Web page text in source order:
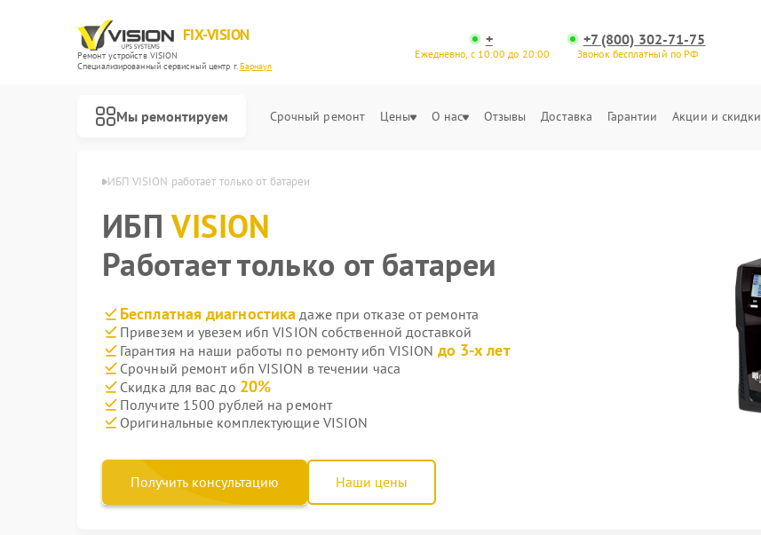
FIX-VISION
Ремонт устройств VISION
Специализированный cервисный центр г.Барнаул
+
Ежедневно, с 10:00 до 20:00
+7 (800) 302-71-75
Звонок бесплатный по РФ
Мы ремонтируем Срочный ремонт Цены О нас Отзывы Доставка Гарантии Акции и скидки
ИБП VISION работает только от батареи
ИБПVISION
Работает только от батареи
Бесплатная диагностика даже при отказе от ремонта
Привезем и увезем ибп VISION собственной доставкой
Гарантия на наши работы по ремонту ибп VISION до 3-х лет
Срочный ремонт ибп VISION в течении часа
Скидка для вас до 20%
Получите 1500 рублей на ремонт
Оригинальные комплектующие VISION
Получить консультацию Наши цены